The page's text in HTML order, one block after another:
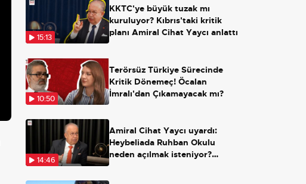
15:13
KKTC'ye büyük tuzak mı
kuruluyor? Kıbrıs'taki kritik
planı Amiral Cihat Yaycı anlattı
10:50
Terörsüz Türkiye Sürecinde
Kritik Dönemeç! Öcalan
İmralı'dan Çıkamayacak mı?
14:46
Amiral Cihat Yaycı uyardı:
Heybeliada Ruhban Okulu
neden açılmak isteniyor?